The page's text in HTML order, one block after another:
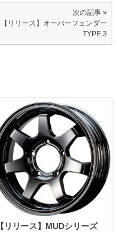
次の記事 »
【リリース】オーバーフェンダー
TYPE.3
【リリース】MUDシリーズ